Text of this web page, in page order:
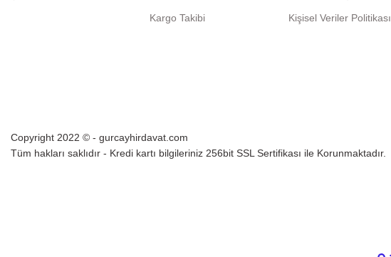
Kargo Takibi Kişisel Veriler Politikası
Copyright 2022 © - gurcayhirdavat.com
Tüm hakları saklıdır - Kredi kartı bilgileriniz 256bit SSL Sertifikası ile Korunmaktadır.